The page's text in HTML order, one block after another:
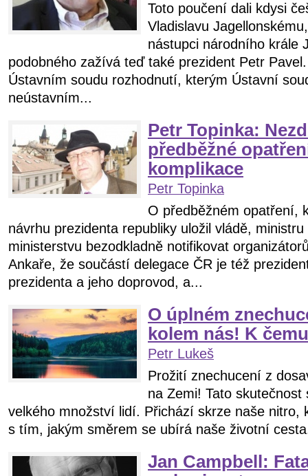
Toto poučení dali kdysi
Vladislavu
nástupci národního krále
podobného zažívá teď také prezident Petr
Ústavním soudu rozhodnutí, kterým Ústavní
neústavním...
Petr Topinka:
předběžné
komplikace
Petr Topinka
O předběžném opatření,
návrhu prezidenta republiky uložil vládě,
ministerstvu bezodkladně notifikovat
Ankaře, že součástí delegace ČR je též
prezidenta a jeho doprovod, a...
O úplném
kolem nás! K
Petr Lukeš
Prožití znechucení z
na Zemi! Tato
velkého množství lidí. Přichází skrze naše nitro,
s tím, jakým směrem se ubírá naše životní
Jan Campbell: